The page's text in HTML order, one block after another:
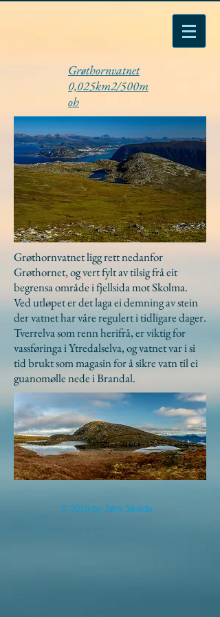
Grøthornvatnet
0,025km2/500m
oh
Grøthornvatnet ligg rett nedanfor
Grøthornet, og vert fylt av tilsig frå eit
begrensa område i fjellsida mot Skolma.
Ved utløpet er det laga ei demning av stein
der vatnet har våre regulert i tidligare dager.
Tverrelva som renn herifrå, er viktig for
vassføringa i Ytredalselva, og vatnet var i si
tid brukt som magasin for å sikre vatn til ei
guanomølle nede i Brandal.
© 2015 by Jørn Skeide.